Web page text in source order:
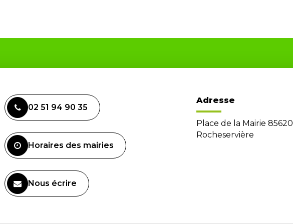
02 51 94 90 35
Horaires des mairies
Nous écrire
Adresse
Place de la Mairie 85620
Rocheservière